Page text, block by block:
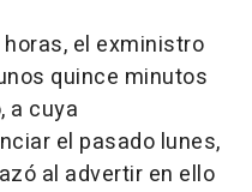
el exministro
quince minutos
a cuya
el pasado lunes,
al advertir en ello